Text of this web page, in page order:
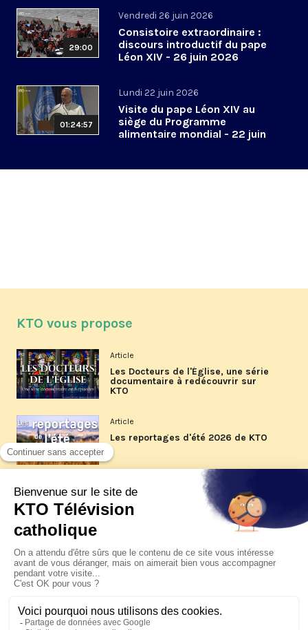
29:00
Vendredi 26 juin 2026
Consistoire extraordinaire :
discours introductif du pape
Léon XIV - 26 juin 2026
01:24:57
Lundi 22 juin 2026
Visite du pape Léon XIV au
siège du Programme
alimentaire mondial - 22 juin
KTO vous propose
Article
Les Docteurs de l'Église, une série
documentaire à redécouvrir sur
KTO
Article
Les reportages d'été 2026 de KTO
La visite pastorale du pape Léon
XIV à Assise à suivre sur KTO le
Article
Le pape en Uruguay, Argentine et